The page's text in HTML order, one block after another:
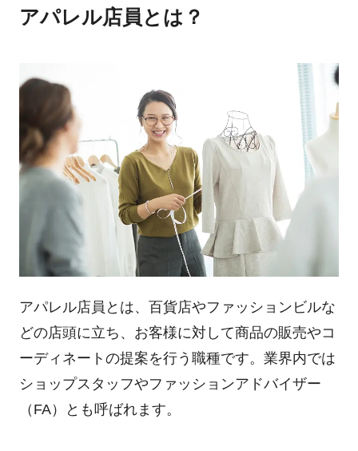
アパレル店員とは？
アパレル店員とは、百貨店やファッションビルな
どの店頭に立ち、お客様に対して商品の販売やコ
ーディネートの提案を行う職種です。業界内では
ショップスタッフやファッションアドバイザー
（FA）とも呼ばれます。